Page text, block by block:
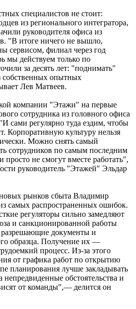
специалистов не стоит:
из регионального интегратора,
руководителя офиса из
"В итоге ничего не вышло,
сервисом, филиал через год
мы действуем только по
за десять лет: "поднимать"
собственных опытных
Лев Матвеев.
компании "Этажи" на первые
сотрудника из головного офиса
сами регулярно туда ездим, чтобы
Корпоративную культуру нельзя
Можно снять самый
сотрудников по самым последним
просто не смогут вместе работать",
руководитель "Этажей" Эльдар
рынков сбыта Владимир
самых распространенных ошибок.
регуляторы сильно замедляют
и санкционированной работы
разрешающие документы и
образца. Получение их —
процесс. Из-за этого
от графика работ по открытию
планирования лучше закладывать
непредвиденные обстоятельства и
от команды",— делится он